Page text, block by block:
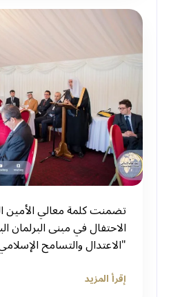
‏تضمنت كلمة معالي الأمين
الاحتفال في مبنى البرلمان
"الاعتدال والتسامح
إقرأ المزيد